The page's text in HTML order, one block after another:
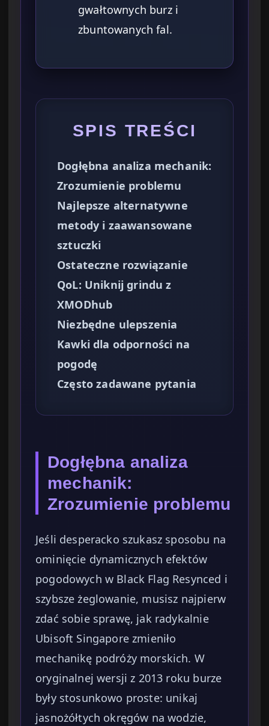
gwałtownych burz i
zbuntowanych fal.
SPIS TREŚCI
Dogłębna analiza mechanik:
Zrozumienie problemu
Najlepsze alternatywne
metody i zaawansowane
sztuczki
Ostateczne rozwiązanie
QoL: Uniknij grindu z
XMODhub
Niezbędne ulepszenia
Kawki dla odporności na
pogodę
Często zadawane pytania
Dogłębna analiza
mechanik:
Zrozumienie problemu
Jeśli desperacko szukasz sposobu na
ominięcie dynamicznych efektów
pogodowych w Black Flag Resynced i
szybsze żeglowanie, musisz najpierw
zdać sobie sprawę, jak radykalnie
Ubisoft Singapore zmieniło
mechanikę podróży morskich. W
oryginalnej wersji z 2013 roku burze
były stosunkowo proste: unikaj
jasnożółtych okręgów na wodzie,